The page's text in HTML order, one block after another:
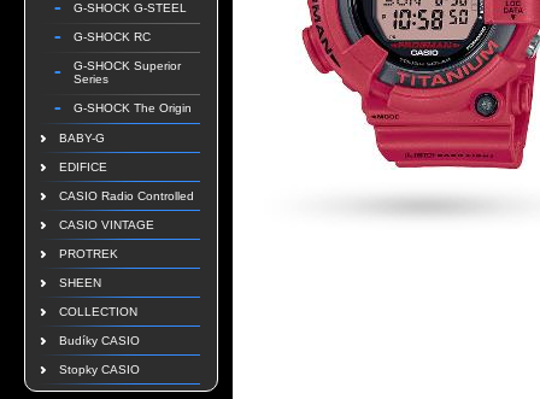
G-SHOCK G-STEEL
G-SHOCK RC
G-SHOCK Superior
Series
G-SHOCK The Origin
BABY-G
EDIFICE
CASIO Radio Controlled
CASIO VINTAGE
PROTREK
SHEEN
COLLECTION
Budíky CASIO
Stopky CASIO